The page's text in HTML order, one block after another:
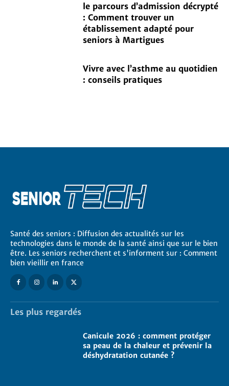
le parcours d’admission décrypté
: Comment trouver un
établissement adapté pour
seniors à Martigues
Vivre avec l’asthme au quotidien
: conseils pratiques
Santé des seniors : Diffusion des actualités sur les
technologies dans le monde de la santé ainsi que sur le bien
être. Les seniors recherchent et s'informent sur : Comment
bien vieillir en france
Les plus regardés
Canicule 2026 : comment protéger
sa peau de la chaleur et prévenir la
déshydratation cutanée ?